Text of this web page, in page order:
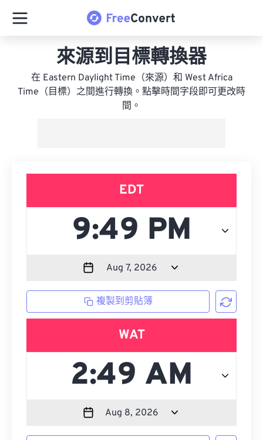
來源到目標轉換器
在 Eastern Daylight Time（來源）和 West Africa
Time（目標）之間進行轉換。點擊時間字段即可更改時
間。
EDT
複製到剪貼簿
WAT